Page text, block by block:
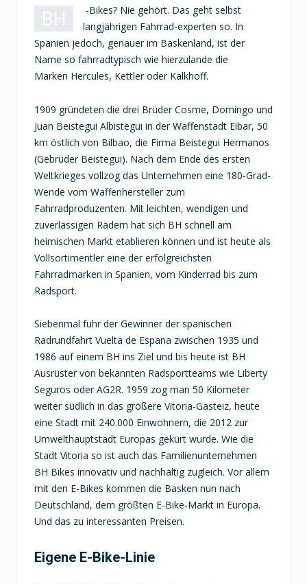
BH
-Bikes? Nie gehört. Das geht selbst
langjährigen Fahrrad-experten so. In
Spanien jedoch, genauer im Baskenland, ist der
Name so fahrradtypisch wie hierzulande die
Marken Hercules, Kettler oder Kalkhoff.
1909 gründeten die drei Brüder Cosme, Domingo und
Juan Beistegui Albistegui in der Waffenstadt Eibar, 50
km östlich von Bilbao, die Firma Beistegui Hermanos
(Gebrüder Beistegui). Nach dem Ende des ersten
Weltkrieges vollzog das Unternehmen eine 180-Grad-
Wende vom Waffenhersteller zum
Fahrradproduzenten. Mit leichten, wendigen und
zuverlässigen Rädern hat sich BH schnell am
heimischen Markt etablieren können und ist heute als
Vollsortimentler eine der erfolgreichsten
Fahrradmarken in Spanien, vom Kinderrad bis zum
Radsport.
Siebenmal fuhr der Gewinner der spanischen
Radrundfahrt Vuelta de Espana zwischen 1935 und
1986 auf einem BH ins Ziel und bis heute ist BH
Ausrüster von bekannten Radsportteams wie Liberty
Seguros oder AG2R. 1959 zog man 50 Kilometer
weiter südlich in das größere Vitoria-Gasteiz, heute
eine Stadt mit 240.000 Einwohnern, die 2012 zur
Umwelthauptstadt Europas gekürt wurde. Wie die
Stadt Vitoria so ist auch das Familienunternehmen
BH Bikes innovativ und nachhaltig zugleich. Vor allem
mit den E-Bikes kommen die Basken nun nach
Deutschland, dem größten E-Bike-Markt in Europa.
Und das zu interessanten Preisen.
Eigene E-Bike-Linie